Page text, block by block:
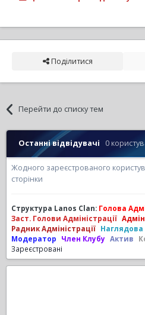
Поділитися
Перейти до списку тем
Останні відвідувачі 0
Жодного зареєстрованого
сторінки
Структура Lanos Clan: Голова
Заст. Голови Адміністрації
Радник Адміністрації Наглядова
Модератор
Член Клубу Актив
Зареєстровані